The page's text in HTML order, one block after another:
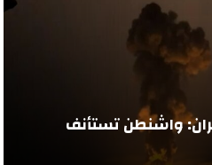
واشنطن تستأنف